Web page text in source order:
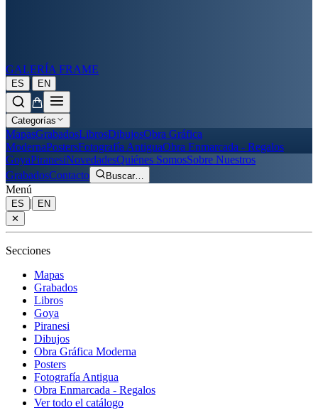
GALERÍA FRAME
ES | EN
Categorías
MapasGrabadosLibrosDibujosObra Gráfica
ModernaPostersFotografía AntiguaObra Enmarcada - Regalos
GoyaPiranesiNovedadesQuiénes SomosSobre Nuestros
GrabadosContacto Buscar…
Menú
ES |
EN
✕
Secciones
Mapas
Grabados
Libros
Goya
Piranesi
Dibujos
Obra Gráfica Moderna
Posters
Fotografía Antigua
Obra Enmarcada - Regalos
Ver todo el catálogo